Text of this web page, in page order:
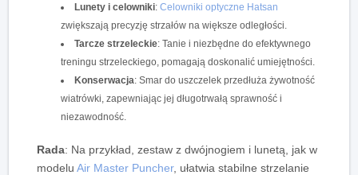
Lunety i celowniki: Celowniki optyczne Hatsan
zwiększają precyzję strzałów na większe odległości.
Tarcze strzeleckie: Tanie i niezbędne do efektywnego
treningu strzeleckiego, pomagają doskonalić umiejętności.
Konserwacja: Smar do uszczelek przedłuża żywotność
wiatrówki, zapewniając jej długotrwałą sprawność i
niezawodność.
Rada: Na przykład , zestaw z dwójnogiem i lunetą, jak w
modelu Air Master Puncher, ułatwia stabilne strzelanie